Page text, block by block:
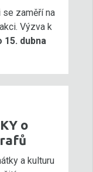
zaměří na
Výzva k
15. dubna
o
a kulturu